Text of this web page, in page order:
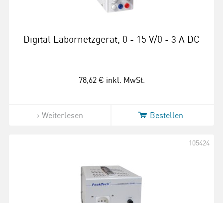
Digital Labornetzgerät, 0 - 15 V/0 - 3 A DC
78,62 € inkl. MwSt.
Weiterlesen Bestellen
105424